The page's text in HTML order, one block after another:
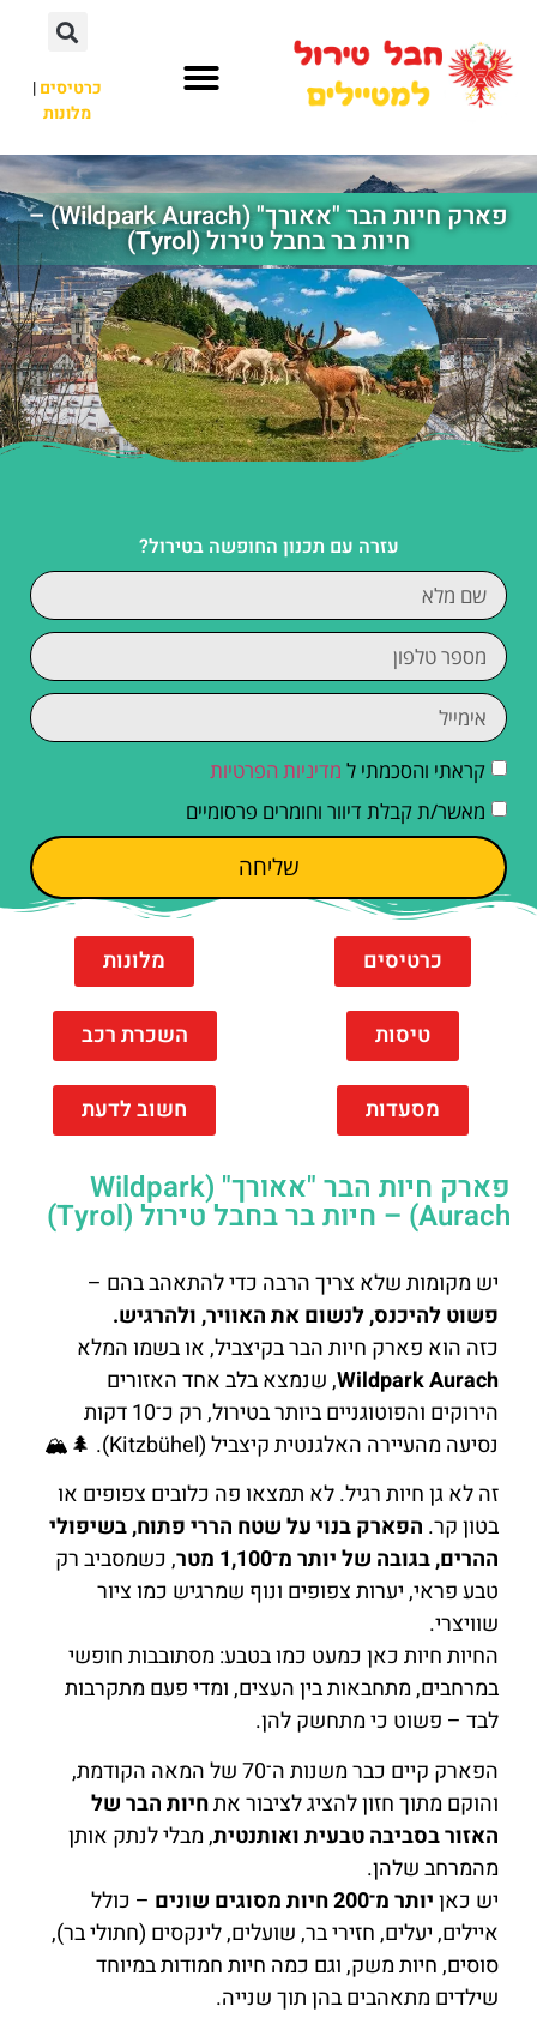
כרטיסים|
מלונות
פארק חיות הבר "אאורך" (Wildpark Aurach) –
חיות בר בחבל טירול (Tyrol)
עזרה עם תכנון החופשה בטירול?
קראתי והסכמתי ל מדיניות הפרטיות
מאשר/ת קבלת דיוור וחומרים פרסומיים
שליחה
כרטיסים מלונות
טיסות השכרת רכב
מסעדות חשוב לדעת
פארק חיות הבר "אאורך" (Wildpark
Aurach) – חיות בר בחבל טירול (Tyrol)
יש מקומות שלא צריך הרבה כדי להתאהב בהם –
פשוט להיכנס, לנשום את האוויר, ולהרגיש.
כזה הוא פארק חיות הבר בקיצביל, או בשמו המלא
Wildpark Aurach, שנמצא בלב אחד האזורים
הירוקים והפוטוגניים ביותר בטירול, רק כ־10 דקות
נסיעה מהעיירה האלגנטית קיצביל (Kitzbühel). 🌲🏔️
זה לא גן חיות רגיל. לא תמצאו פה כלובים צפופים או
בטון קר. הפארק בנוי על שטח הררי פתוח, בשיפולי
ההרים, בגובה של יותר מ־1,100 מטר
, כשמסביב רק
טבע פראי, יערות צפופים ונוף שמרגיש כמו ציור
שוויצרי.
החיות חיות כאן כמעט כמו בטבע: מסתובבות חופשי
במרחבים, מתחבאות בין העצים, ומדי פעם מתקרבות
לבד – פשוט כי מתחשק להן.
הפארק קיים כבר משנות ה־70 של המאה הקודמת,
והוקם מתוך חזון להציג לציבור אתחיות הבר של
האזור בסביבה טבעית ואותנטית, מבלי לנתק אותן
מהמרחב שלהן.
יש כאןיותר מ־200 חיות מסוגים שונים
– כולל
איילים, יעלים, חזירי בר, שועלים, לינקסים (חתולי בר),
סוסים, חיות משק, וגם כמה חיות חמודות במיוחד
שילדים מתאהבים בהן תוך שנייה.